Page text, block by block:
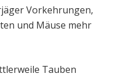
Vorkehrungen,
und Mäuse mehr
Tauben